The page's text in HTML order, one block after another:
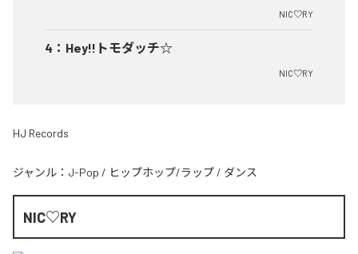
NIC♡RY
4 ： Hey!!トモダッチ☆
NIC♡RY
HJ Records
ジャンル： J-Pop / ヒップホップ/ラップ / ダンス
NIC♡RY